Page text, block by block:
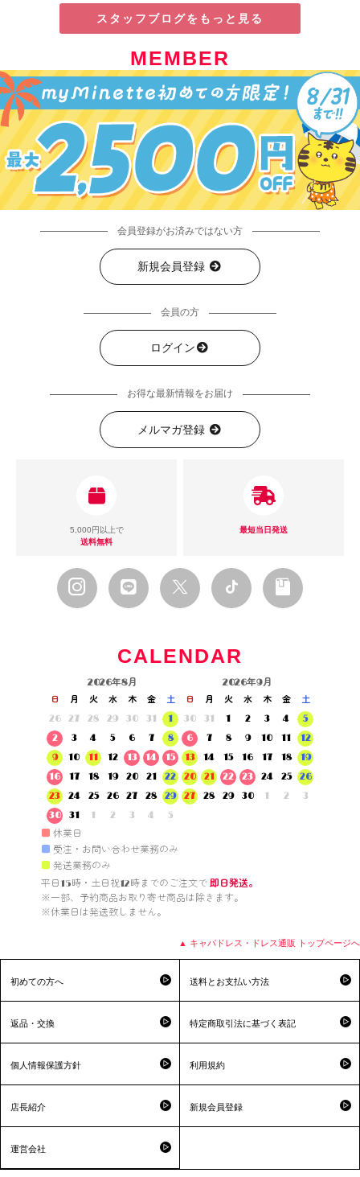
スタッフブログをもっと見る
MEMBER
会員登録がお済みではない方
新規会員登録
会員の方
ログイン
お得な最新情報をお届け
メルマガ登録
5,000円以上で
送料無料
最短当日発送
CALENDAR
2026年8月
日 月 火 水 木 金
土
26
27 28 29 30 31
1
2
3 4 5 6 7
8
9
10 11 12 13 14
15
16
17 18 19 20 21
22
23
24 25 26 27 28
29
30
31 1 2 3 4 5
2026年9月
日 月 火 水 木 金
土
30
31 1 2 3 4
5
6
7 8 9 10 11
12
13
14 15 16 17 18
19
20
21 22 23 24 25
26
27
28 29 30 1 2 3
■ 休業日
■ 受注・お問い合わせ業務のみ
■ 発送業務のみ
平日15時・土日祝12時までのご注文で 即日発送。
※一部、予約商品お取り寄せ商品は除きます。
※休業日は発送致しません。
▲ キャバドレス・ドレス通販 トップページへ
初めての方へ 送料とお支払い方法
返品・交換 特定商取引法に基づく表記
個人情報保護方針 利用規約
店長紹介 新規会員登録
運営会社